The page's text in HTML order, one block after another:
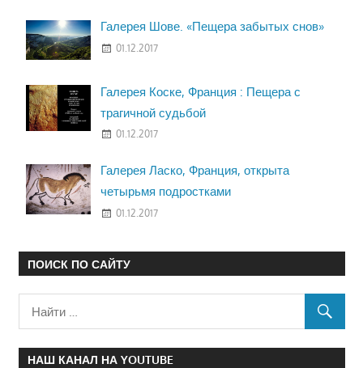
Галерея Шове. «Пещера забытых снов»
01.12.2017
Галерея Коске, Франция : Пещера с
трагичной судьбой
01.12.2017
Галерея Ласко, Франция, открыта
четырьмя подростками
01.12.2017
ПОИСК ПО САЙТУ
НАШ КАНАЛ НА YOUTUBE